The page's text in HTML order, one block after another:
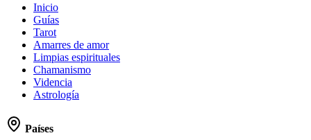
Inicio
Guías
Tarot
Amarres de amor
Limpias espirituales
Chamanismo
Videncia
Astrología
Países